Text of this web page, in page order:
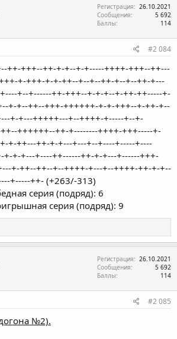
Регистрация
26.10.2021
Сообщения
5 692
Баллы
114
#2 084
++-+++--++-+-+--+-+-----++++-+++--++---
+-+++-+-+-++--+--+--++-+--+--++-+---
+--+------++-+++--+-+-+--+-++-++-----+-
+-+--++--+++-++++++-+-+-+++--+-++-+--
+-+---+++++---+--++++-+-----+--+-
++++++--++-+--------++++-+++-----+-
+-++---++-+-+---+---+--+----+-----+----
+-+-+---+----++------++-+-+---+------+++-
+-++--++--+--++++-+---+--++++-++-+-+--
+-----++- (+263/-313)
серия (подряд): 6
серия (подряд): 9
Регистрация
26.10.2021
Сообщения
5 692
Баллы
114
#2 085
№2).